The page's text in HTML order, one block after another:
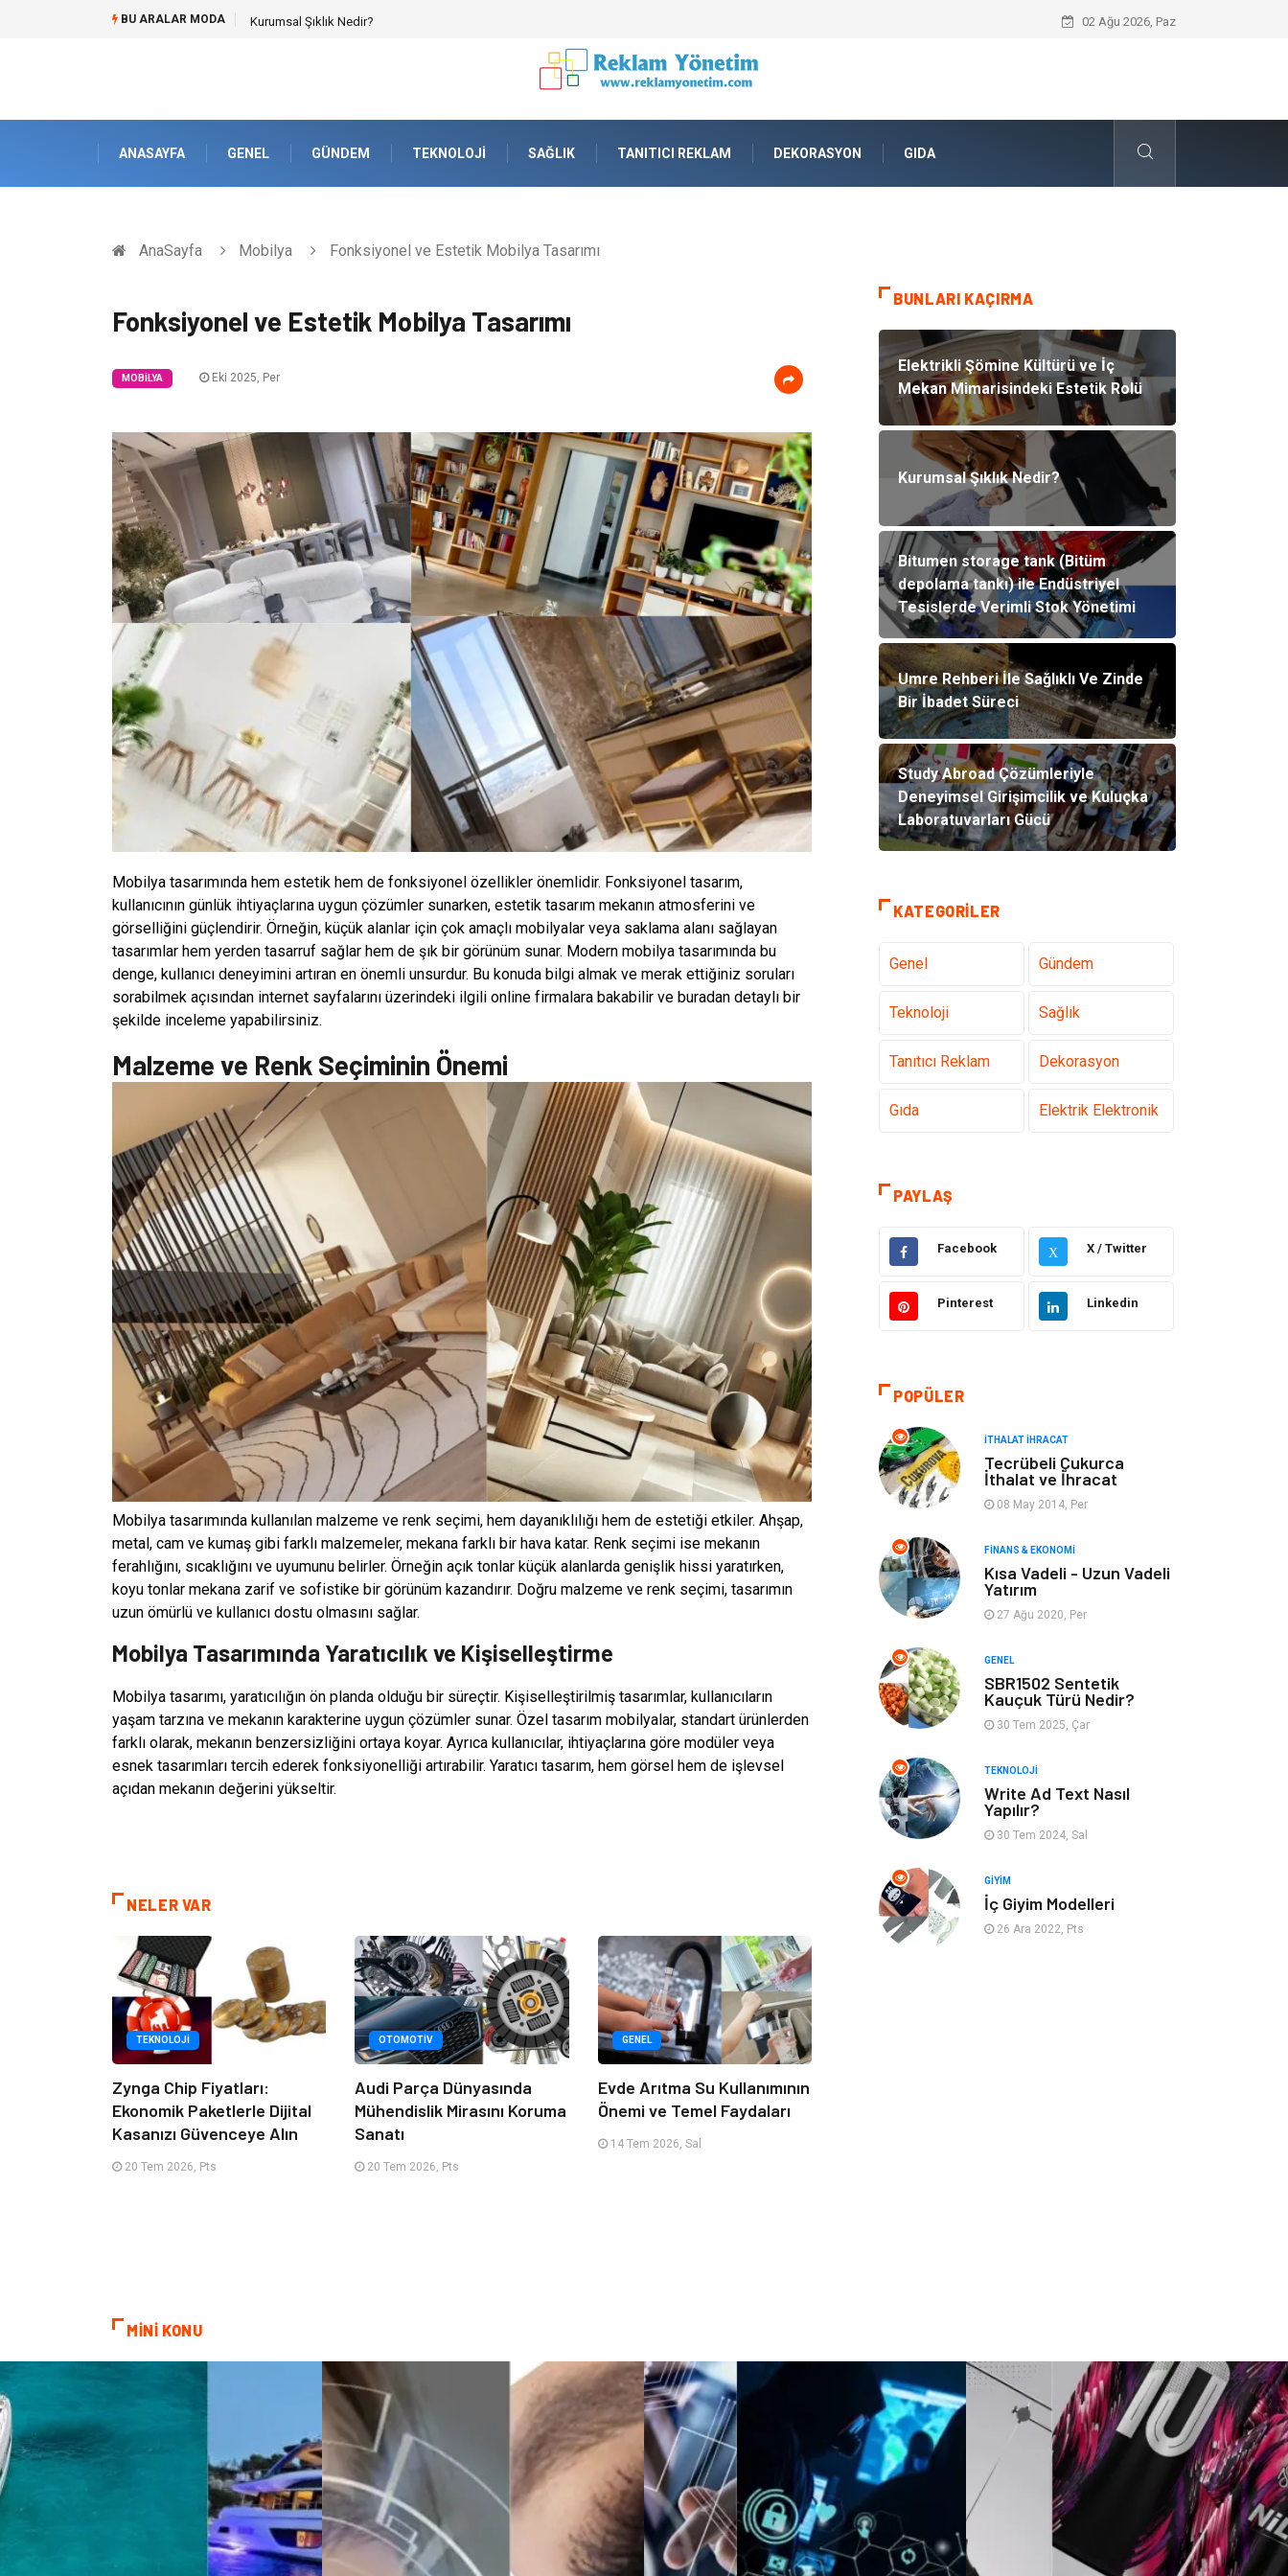
BU ARALAR MODA Bitumen storage tank (Bitüm depolama tankı) ile Endüstriyel Tesislerde Verimli Stok Yönetimi Umre Rehberi İle Sağlıklı Ve Zinde Bir
02 Ağu 2026, Paz
ANASAYFA GENEL GÜNDEM TEKNOLOJI SAĞLIK TANITICI REKLAM DEKORASYON GIDA
AnaSayfa Mobilya Fonksiyonel ve Estetik Mobilya Tasarımı
Fonksiyonel ve Estetik Mobilya Tasarımı
MOBILYA Eki 2025, Per
Mobilya tasarımında hem estetik hem de fonksiyonel özellikler önemlidir. Fonksiyonel tasarım,
kullanıcının günlük ihtiyaçlarına uygun çözümler sunarken, estetik tasarım mekanın atmosferini ve
görselliğini güçlendirir. Örneğin, küçük alanlar için çok amaçlı mobilyalar veya saklama alanı sağlayan
tasarımlar hem yerden tasarruf sağlar hem de şık bir görünüm sunar. Modern mobilya tasarımında bu
denge, kullanıcı deneyimini artıran en önemli unsurdur. Bu konuda bilgi almak ve merak ettiğiniz soruları
sorabilmek açısından internet sayfalarını üzerindeki ilgili online firmalara bakabilir ve buradan detaylı bir
şekilde inceleme yapabilirsiniz.
Malzeme ve Renk Seçiminin Önemi
Mobilya tasarımında kullanılan malzeme ve renk seçimi, hem dayanıklılığı hem de estetiği etkiler. Ahşap,
metal, cam ve kumaş gibi farklı malzemeler, mekana farklı bir hava katar. Renk seçimi ise mekanın
ferahlığını, sıcaklığını ve uyumunu belirler. Örneğin açık tonlar küçük alanlarda genişlik hissi yaratırken,
koyu tonlar mekana zarif ve sofistike bir görünüm kazandırır. Doğru malzeme ve renk seçimi, tasarımın
uzun ömürlü ve kullanıcı dostu olmasını sağlar.
Mobilya Tasarımında Yaratıcılık ve Kişiselleştirme
Mobilya tasarımı, yaratıcılığın ön planda olduğu bir süreçtir. Kişiselleştirilmiş tasarımlar, kullanıcıların
yaşam tarzına ve mekanın karakterine uygun çözümler sunar. Özel tasarım mobilyalar, standart ürünlerden
farklı olarak, mekanın benzersizliğini ortaya koyar. Ayrıca kullanıcılar, ihtiyaçlarına göre modüler veya
esnek tasarımları tercih ederek fonksiyonelliği artırabilir. Yaratıcı tasarım, hem görsel hem de işlevsel
açıdan mekanın değerini yükseltir.
NELER VAR
TEKNOLOJI
Zynga Chip Fiyatları:
Ekonomik Paketlerle Dijital
Kasanızı Güvenceye Alın
20 Tem 2026, Pts
OTOMOTIV
Audi Parça Dünyasında
Mühendislik Mirasını Koruma
Sanatı
20 Tem 2026, Pts
GENEL
Evde Arıtma Su Kullanımının
Önemi ve Temel Faydaları
14 Tem 2026, Sal
BUNLARI KAÇIRMA
Elektrikli Şömine Kültürü ve İç
Mekan Mimarisindeki Estetik Rolü
Kurumsal Şıklık Nedir?
Bitumen storage tank (Bitüm
depolama tankı) ile Endüstriyel
Tesislerde Verimli Stok Yönetimi
Umre Rehberi İle Sağlıklı Ve Zinde
Bir İbadet Süreci
Study Abroad Çözümleriyle
Deneyimsel Girişimcilik ve Kuluçka
Laboratuvarları Gücü
KATEGORILER
Genel Gündem
Teknoloji Sağlık
Tanıtıcı Reklam Dekorasyon
Gıda Elektrik Elektronik
Makine
Ulaşım ve
Alışveriş
Emlak
Mobilya Organizasyon
Eğitim Kurumları Tatil
Tekstil Turizm
Aksesuar
Güzellik
Maden ve Metal Plastik
Nakliyat Hizmet
Endüstriyel
Ürünler
Ambalaj
Elektronik Telekomünikasyon
PAYLAŞ
Facebook X X / Twitter
Pinterest Linkedin
POPÜLER
İTHALAT İHRACAT
Tecrübeli Çukurca
İthalat ve İhracat
08 May 2014, Per
FINANS & EKONOMI
Kısa Vadeli - Uzun Vadeli
Yatırım
27 Ağu 2020, Per
GENEL
SBR1502 Sentetik
Kauçuk Türü Nedir?
30 Tem 2025, Çar
TEKNOLOJI
Write Ad Text Nasıl
Yapılır?
30 Tem 2024, Sal
GIYIM
İç Giyim Modelleri
26 Ara 2022, Pts
MİNİ KONU